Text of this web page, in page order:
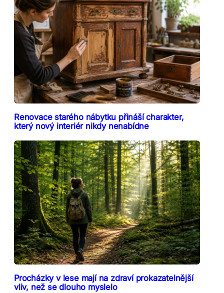
Renovace starého nábytku přináší charakter,
který nový interiér nikdy nenabídne
Procházky v lese mají na zdraví prokazatelnější
vliv, než se dlouho myslelo